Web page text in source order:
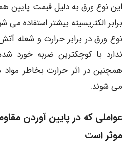
این نوع ورق به دلیل قیمت پایین
برابر الکتریسیته بیشتر استفاده می
نوع ورق در برابر حرارت و شعله
ندارد با کوچکترین ضربه خورد
همچنین در اثر حرارت بخاطر
می شوند.
عواملی که در پایین آوردن
موثر است